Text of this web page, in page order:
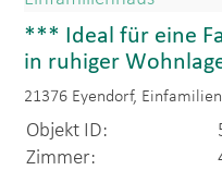
*** Ideal für eine
in ruhiger
21376 Eyendorf,
Objekt ID:
Zimmer: